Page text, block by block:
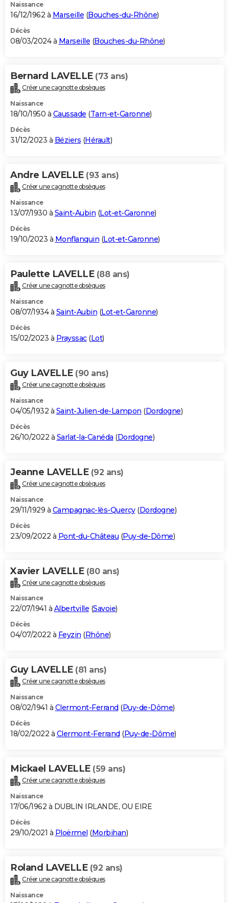
Naissance
16/12/1962 à Marseille (Bouches-du-Rhône)
Décès
08/03/2024 à Marseille (Bouches-du-Rhône)
Bernard LAVELLE (73 ans)
Créer une cagnotte obsèques
Naissance
18/10/1950 à Caussade (Tarn-et-Garonne)
Décès
31/12/2023 à Béziers (Hérault)
Andre LAVELLE (93 ans)
Créer une cagnotte obsèques
Naissance
13/07/1930 à Saint-Aubin (Lot-et-Garonne)
Décès
19/10/2023 à Monflanquin (Lot-et-Garonne)
Paulette LAVELLE (88 ans)
Créer une cagnotte obsèques
Naissance
08/07/1934 à Saint-Aubin (Lot-et-Garonne)
Décès
15/02/2023 à Prayssac(Lot)
Guy LAVELLE (90 ans)
Créer une cagnotte obsèques
Naissance
04/05/1932 à Saint-Julien-de-Lampon (Dordogne)
Décès
26/10/2022 à Sarlat-la-Canéda (Dordogne)
Jeanne LAVELLE (92 ans)
Créer une cagnotte obsèques
Naissance
29/11/1929 à Campagnac-lès-Quercy(Dordogne)
Décès
23/09/2022 à Pont-du-Château (Puy-de-Dôme)
Xavier LAVELLE (80 ans)
Créer une cagnotte obsèques
Naissance
22/07/1941 à Albertville (Savoie)
Décès
04/07/2022 à Feyzin (Rhône)
Guy LAVELLE (81 ans)
Créer une cagnotte obsèques
Naissance
08/02/1941 à Clermont-Ferrand (Puy-de-Dôme)
Décès
18/02/2022 à Clermont-Ferrand (Puy-de-Dôme)
Mickael LAVELLE (59 ans)
Créer une cagnotte obsèques
Naissance
17/06/1962 à DUBLIN IRLANDE, OU EIRE
Décès
29/10/2021 à Ploërmel (Morbihan)
Roland LAVELLE (92 ans)
Créer une cagnotte obsèques
Naissance